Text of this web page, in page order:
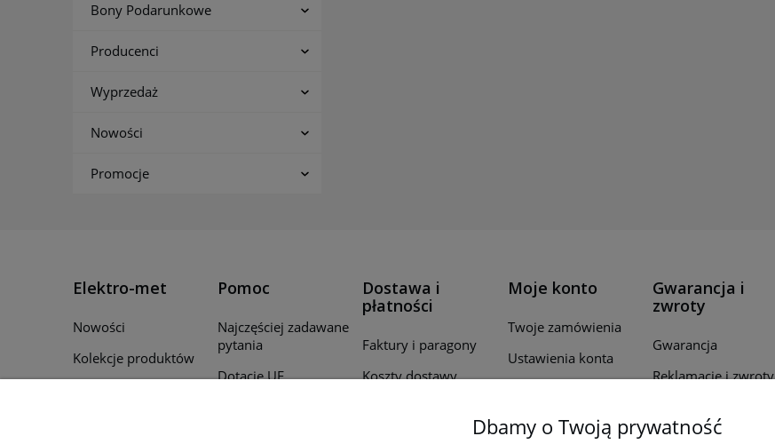
Bony Podarunkowe
Producenci
Wyprzedaż
Nowości
Promocje
Elektro-met
Nowości
Kolekcje produktów
Pomoc
Najczęściej zadawane
pytania
Dotacje UE
Dostawa i
płatności
Faktury i paragony
Koszty dostawy
Moje konto
Twoje zamówienia
Ustawienia konta
Gwarancja i
zwroty
Gwarancja
Reklamacje i zwroty
Dbamy o Twoją prywatność